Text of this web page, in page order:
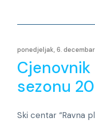
ponedjeljak, 6. decembar
sezonu
Ski centar “Ravna